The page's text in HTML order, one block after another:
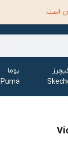
است
پوما
Puma